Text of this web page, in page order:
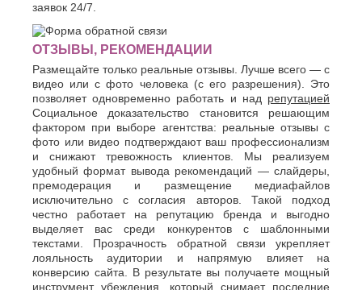
заявок 24/7.
ОТЗЫВЫ, РЕКОМЕНДАЦИИ
Размещайте только реальные отзывы. Лучше всего — с
видео или с фото человека (с его разрешения). Это
позволяет одновременно работать и над репутацией
Социальное доказательство становится решающим
фактором при выборе агентства: реальные отзывы с
фото или видео подтверждают ваш профессионализм
и снижают тревожность клиентов. Мы реализуем
удобный формат вывода рекомендаций — слайдеры,
премодерация и размещение медиафайлов
исключительно с согласия авторов. Такой подход
честно работает на репутацию бренда и выгодно
выделяет вас среди конкурентов с шаблонными
текстами. Прозрачность обратной связи укрепляет
лояльность аудитории и напрямую влияет на
конверсию сайта. В результате вы получаете мощный
инструмент убеждения, который снимает последние